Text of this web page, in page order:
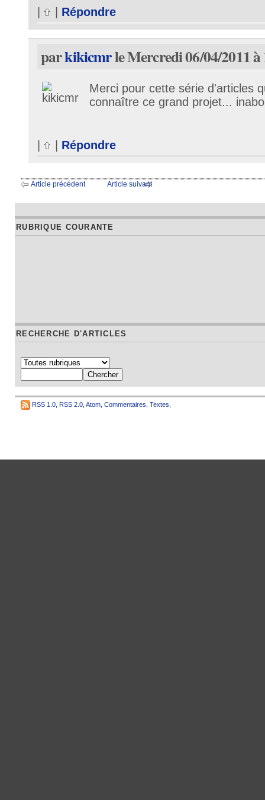
Répondre
parkikicmrle Mercredi 06/04/2011 à
Merci pour cette série d'articles
connaître ce grand projet...
Répondre
Article précédent Article suivant
RUBRIQUE COURANTE
RECHERCHE D'ARTICLES
RSS 1.0 RSS 2.0 Atom Commentaires Textes